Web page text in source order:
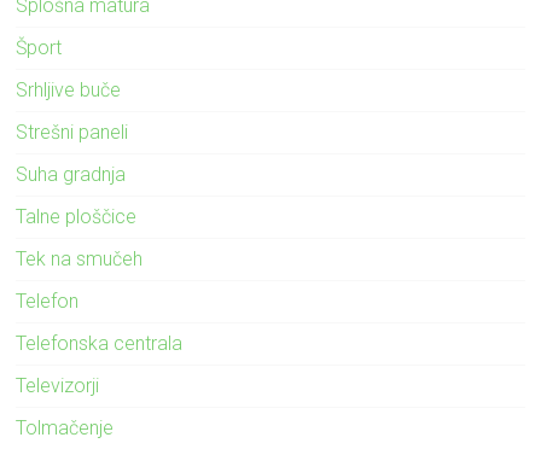
Splošna matura
Šport
Srhljive buče
Strešni paneli
Suha gradnja
Talne ploščice
Tek na smučeh
Telefon
Telefonska centrala
Televizorji
Tolmačenje